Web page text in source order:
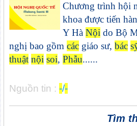
Chương trình hội
khoa được tiến
Y Hà Nội do Bộ
nghị bao gồm cácgiáo sư, bác
thuật nội soi, Phẫu......
Nguồn tin : -/-
Tìm